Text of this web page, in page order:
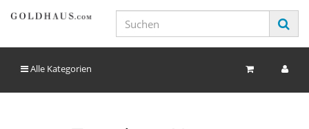
Alle Kategorien